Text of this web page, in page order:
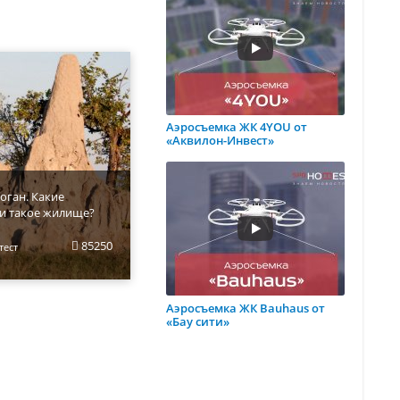
Какие
такое жилище?
85250
Аэросъемка ЖК 4YOU от
«Аквилон-Инвест»
Аэросъемка ЖК Bauhaus от
«Бау сити»